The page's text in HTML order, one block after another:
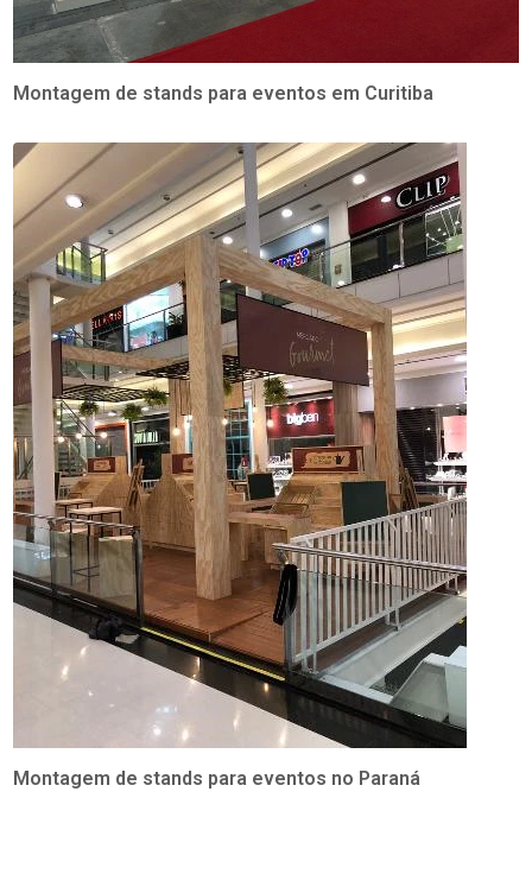
Montagem de stands para eventos em Curitiba
Montagem de stands para eventos no Paraná